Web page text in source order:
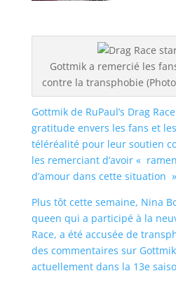
Gottmik a remercié les
contre la transphobie
Gottmik de RuPaul’s Drag
gratitude envers les fans et
téléréalité pour leur soutien
les remerciant d’avoir «
d’amour dans cette situation
Plus tôt cette semaine, Nina
queen qui a participé à la
Race, a été accusée de
des commentaires sur
actuellement dans la 13e